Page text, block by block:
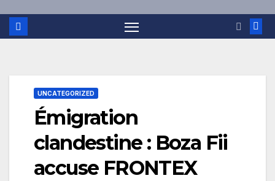
UNCATEGORIZED
Émigration
clandestine : Boza Fii
accuse FRONTEX